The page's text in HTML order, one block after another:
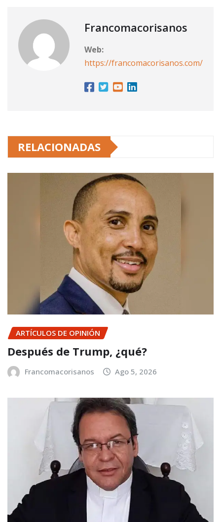
Francomacorisanos
Web:
https://francomacorisanos.com/
RELACIONADAS
ARTÍCULOS DE OPINIÓN
Después de Trump, ¿qué?
Francomacorisanos Ago 5, 2026